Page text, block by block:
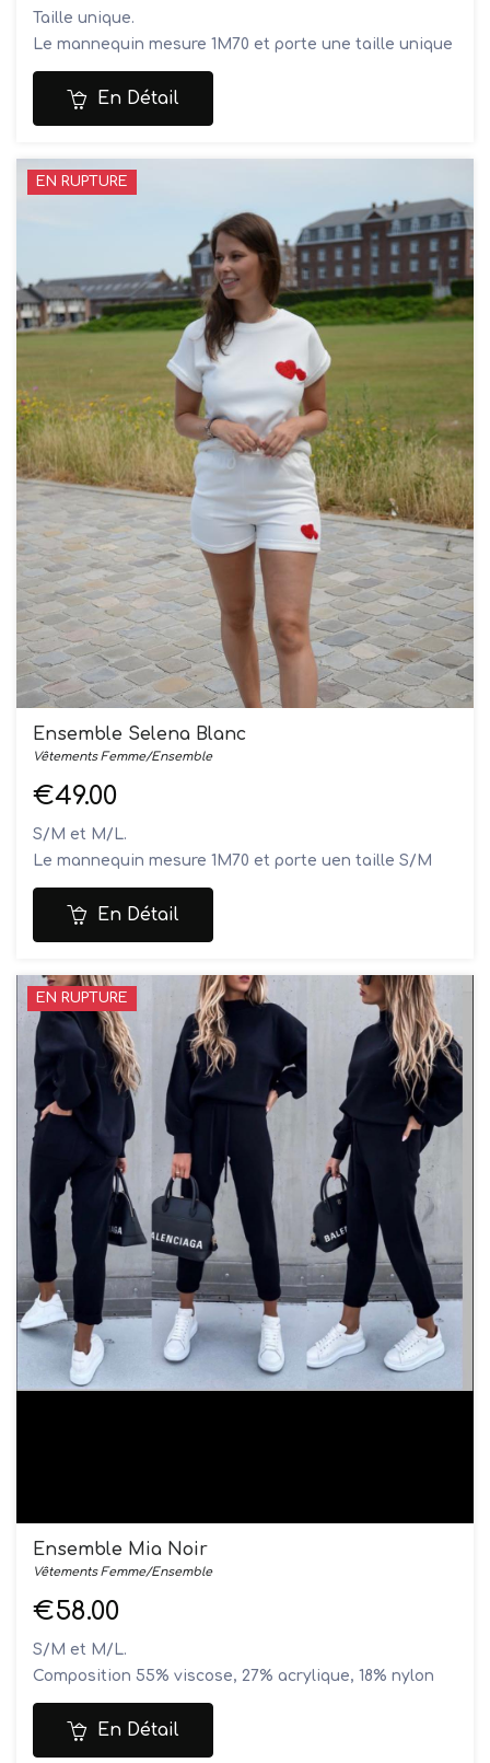
Taille unique.
Le mannequin mesure 1M70 et porte une taille unique
Composition: 80% viscose, 20% soie
Lavage à la main
En Détail
EN RUPTURE
Ensemble Selena Blanc
Vêtements Femme/Ensemble
€49.00
S/M et M/L.
Le mannequin mesure 1M70 et porte uen taille S/M
Composition: 85% coton, 15% polyester
Lavage à la main
En Détail
EN RUPTURE
Ensemble Mia Noir
Vêtements Femme/Ensemble
€58.00
S/M et M/L.
Composition 55% viscose, 27% acrylique, 18% nylon
Le modèle mesure 1M70 et porte une taille S/M
Lavage en machine à 40°
En Détail